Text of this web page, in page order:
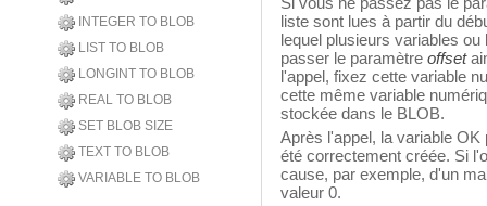
INTEGER TO BLOB
LIST TO BLOB
LONGINT TO BLOB
REAL TO BLOB
SET BLOB SIZE
TEXT TO BLOB
VARIABLE TO BLOB
liste sont lues à partir du
lequel plusieurs variables
passer le paramètre offset
l'appel, fixez cette variable
cette même variable
stockée dans le BLOB.
Après l'appel, la variable
été correctement créée. Si
cause, par exemple, d'un
valeur 0.